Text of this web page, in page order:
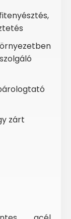
zárt